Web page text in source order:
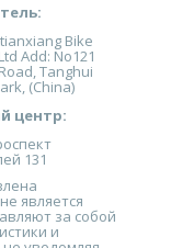
Bike
Add: No121
Tanghui
(China)
центр:
131
является
за собой
и